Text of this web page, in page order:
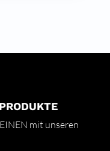
mit unseren